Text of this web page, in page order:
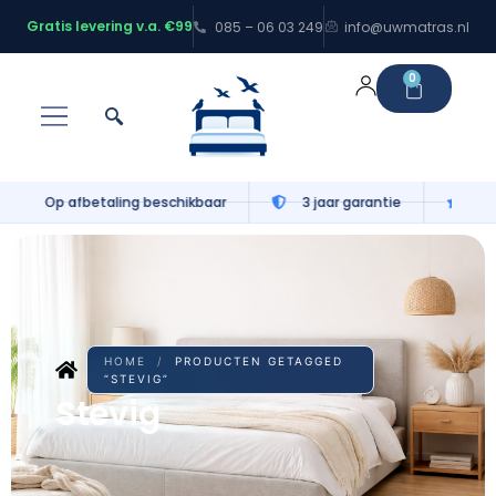
Gratis levering v.a. €99 085 – 06 03 249 info@uwmatras.nl
0
Gratis levering v.a. €99 100 nachten proefslapen
HOME /
PRODUCTEN GETAGGED
“STEVIG”
Stevig